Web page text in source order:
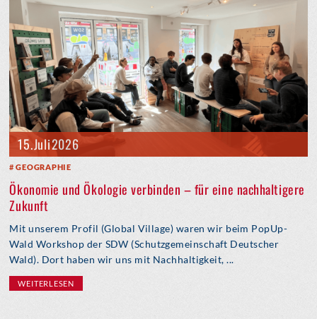
15. Juli 2026
GEOGRAPHIE
Ökonomie und Ökologie verbinden – für eine nachhaltigere
Zukunft
Mit unserem Profil (Global Village) waren wir beim PopUp-
Wald Workshop der SDW (Schutzgemeinschaft Deutscher
Wald). Dort haben wir uns mit Nachhaltigkeit, ...
WEITERLESEN